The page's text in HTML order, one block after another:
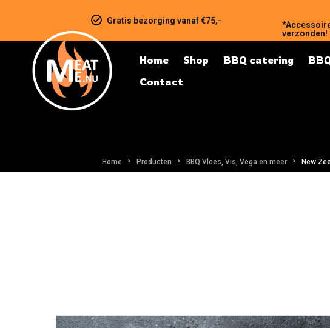
Gratis bezorging vanaf €75,-
verzonden!
Home Shop BBQ catering
Contact
Home Producten BBQ Vlees, Vis, Vega en meer New